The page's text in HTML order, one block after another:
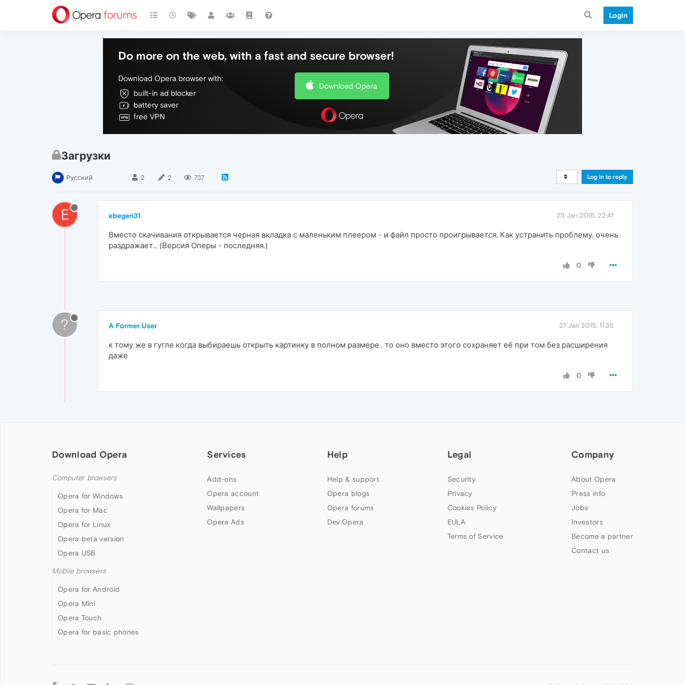
Login
Do more on the web, with a fast and secure browser!
Download Opera browser with:
built-in ad blocker
battery saver
free VPN
Download Opera
Загрузки
Русский 2 2 737 Log in to reply
E ebegen31 25 Jan 2015, 22:41
Вместо скачивания открывается черная вкладка с маленьким плеером - и файл просто проигрывается. Как устранить проблему, очень
раздражает... (Версия Оперы - последняя.)
0
? A Former User 27 Jan 2015, 11:35
к тому же в гугле когда выбираешь открыть картинку в полном размере , то оно вместо этого сохраняет её при том без расширения
даже
0
Download Opera
Computer browsers
Opera for Windows
Opera for Mac
Opera for Linux
Opera beta version
Opera USB
Mobile browsers
Opera for Android
Opera Mini
Opera Touch
Opera for basic phones
Services
Add-ons
Opera account
Wallpapers
Opera Ads
Help
Help & support
Opera blogs
Opera forums
Dev.Opera
Legal
Security
Privacy
Cookies Policy
EULA
Terms of Service
Company
About Opera
Press info
Jobs
Investors
Become a partner
Contact us
Follow